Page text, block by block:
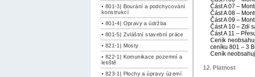
• 801-3| Bourání a podchycování
konstrukcí
• 801-4| Opravy a údržba
• 801-5| Zvláštní stavební práce
• 821-1| Mosty
• 822-1| Komunikace pozemní a
letiště
• 823-1| Plochy a úpravy území
Část A 07 –
Část A 08 –
Část A 09 –
Část A 10 – Zdi
Část A 11 –
Ceník
ceníku 801 – 3
Ceník
12. Platnost